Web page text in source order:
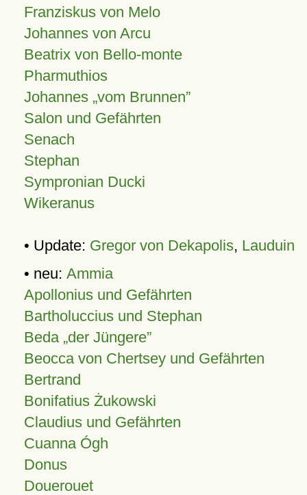
Franziskus von Melo
Johannes von Arcu
Beatrix von Bello-monte
Pharmuthios
Johannes vom Brunnen
Salon und Gefährten
Senach
Stephan
Sympronian Ducki
Wikeranus
• Update: Gregor von Dekapolis, Lauduin
• neu: Ammia
Apollonius und Gefährten
Bartholuccius und Stephan
Beda „der Jüngere”
Beocca von Chertsey und Gefährten
Bertrand
Bonifatius Żukowski
Claudius und Gefährten
Cuanna Ógh
Donus
Douerouet